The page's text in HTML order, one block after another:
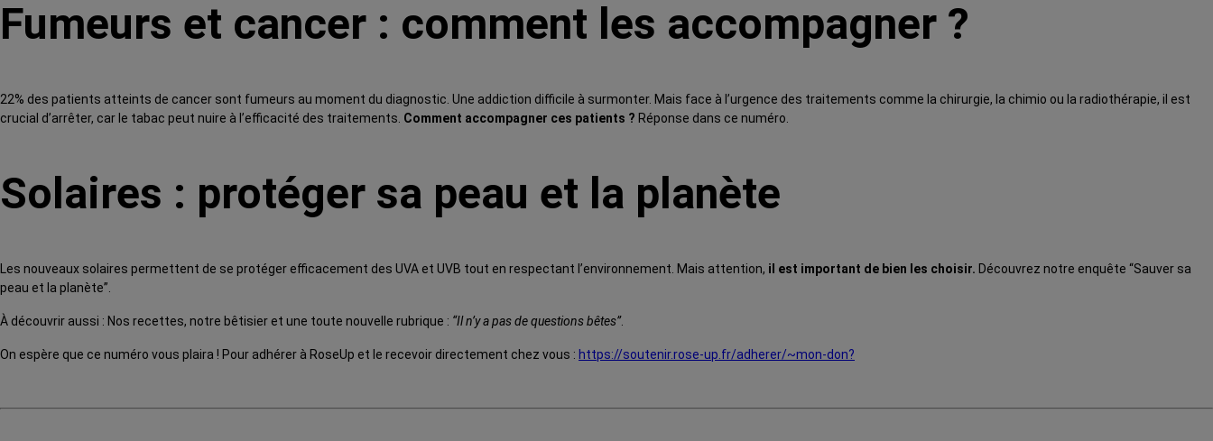
Fumeurs et cancer : comment les accompagner ?
22% des patients atteints de cancer sont fumeurs au moment du diagnostic. Une addiction difficile à surmonter. Mais face à l’urgence des traitements comme la chirurgie, la chimio ou la radiothérapie, il est
crucial d’arrêter, car le tabac peut nuire à l’efficacité des traitements. Comment accompagner ces patients ? Réponse dans ce numéro.
Solaires : protéger sa peau et la planète
Les nouveaux solaires permettent de se protéger efficacement des UVA et UVB tout en respectant l’environnement. Mais attention, il est important de bien les choisir. Découvrez notre enquête “Sauver sa
peau et la planète”.
À découvrir aussi : Nos recettes, notre bêtisier et une toute nouvelle rubrique : “Il n’y a pas de questions bêtes”.
On espère que ce numéro vous plaira ! Pour adhérer à RoseUp et le recevoir directement chez vous : https://soutenir.rose-up.fr/adherer/~mon-don?